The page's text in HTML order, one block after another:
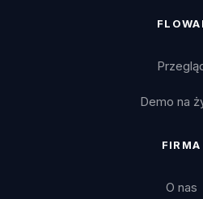
FLOWAI
Demo na
FIRMA
O nas